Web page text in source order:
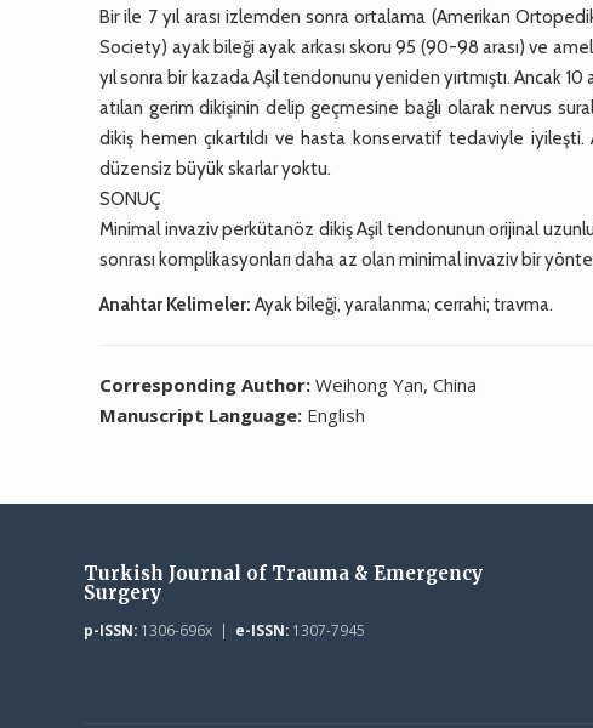
Bir ile 7 yıl arası izlemden sonra ortalama (Amerikan
Society) ayak bileği ayak arkası skoru 95 (90-98 arası) ve
yıl sonra bir kazada Aşil tendonunu yeniden yırtmıştı. Ancak
atılan gerim dikişinin delip geçmesine bağlı olarak nervus
dikiş hemen çıkartıldı ve hasta konservatif tedaviyle
düzensiz büyük skarlar yoktu.
SONUÇ
Minimal invaziv perkütanöz dikiş Aşil tendonunun orijinal
sonrası komplikasyonları daha az olan minimal invaziv bir
Anahtar Kelimeler: Ayak bileği, yaralanma; cerrahi; travma.
Corresponding Author:Weihong Yan, China
Manuscript Language: English
Turkish Journal of Trauma & Emergency
Surgery
p-ISSN:1306-696x | e-ISSN:1307-7945